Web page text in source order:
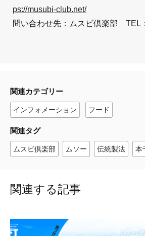
ps://musubi-club.net/
問い合わせ先：ムスビ倶楽部 TEL
関連カテゴリー
インフォメーション フード
関連タグ
ムスビ倶楽部 ムソー 伝統製法 本
関連する記事